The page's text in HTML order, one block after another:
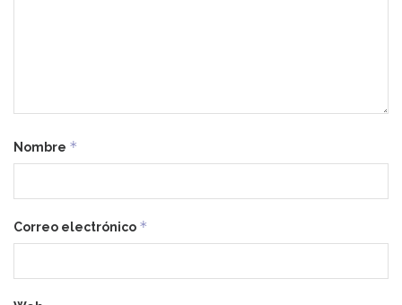
Nombre *
Correo electrónico *